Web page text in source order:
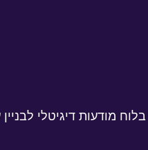
מודעות דיגיטלי